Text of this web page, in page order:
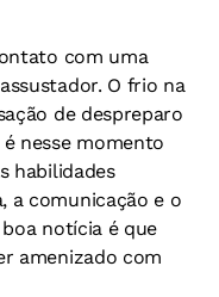
com uma
O frio na
de despreparo
nesse momento
habilidades
a comunicação e o
notícia é que
amenizado com